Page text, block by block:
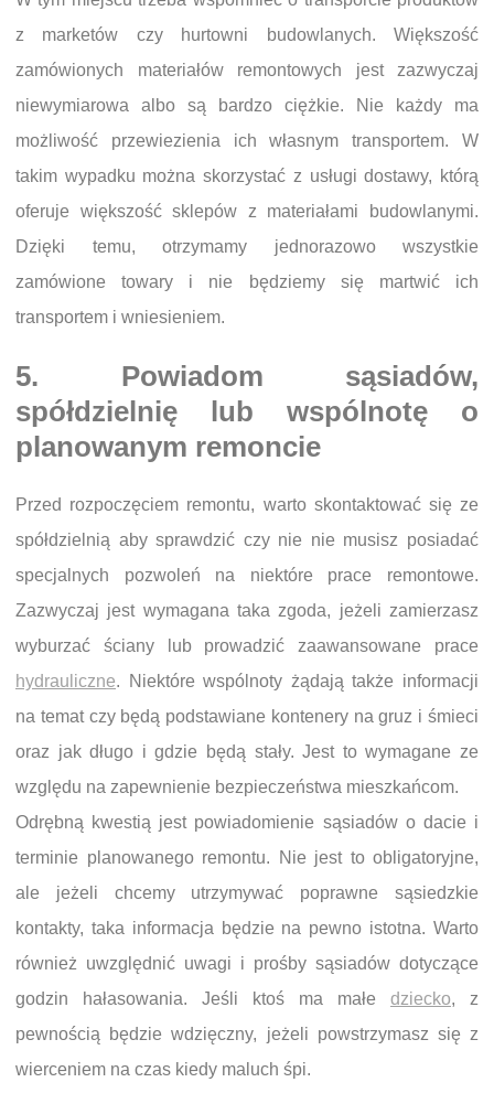
z marketów czy hurtowni budowlanych. Większość
zamówionych materiałów remontowych jest zazwyczaj
niewymiarowa albo są bardzo ciężkie. Nie każdy ma
możliwość przewiezienia ich własnym transportem. W
takim wypadku można skorzystać z usługi dostawy, którą
oferuje większość sklepów z materiałami budowlanymi.
Dzięki temu, otrzymamy jednorazowo wszystkie
zamówione towary i nie będziemy się martwić ich
transportem i wniesieniem.
5. Powiadom sąsiadów,
spółdzielnię lub wspólnotę o
planowanym remoncie
Przed rozpoczęciem remontu, warto skontaktować się ze
spółdzielnią aby sprawdzić czy nie nie musisz posiadać
specjalnych pozwoleń na niektóre prace remontowe.
Zazwyczaj jest wymagana taka zgoda, jeżeli zamierzasz
wyburzać ściany lub prowadzić zaawansowane prace
hydrauliczne. Niektóre wspólnoty żądają także informacji
na temat czy będą podstawiane kontenery na gruz i śmieci
oraz jak długo i gdzie będą stały. Jest to wymagane ze
względu na zapewnienie bezpieczeństwa mieszkańcom.
Odrębną kwestią jest powiadomienie sąsiadów o dacie i
terminie planowanego remontu. Nie jest to obligatoryjne,
ale jeżeli chcemy utrzymywać poprawne sąsiedzkie
kontakty, taka informacja będzie na pewno istotna. Warto
również uwzględnić uwagi i prośby sąsiadów dotyczące
godzin hałasowania. Jeśli ktoś ma małe dziecko, z
pewnością będzie wdzięczny, jeżeli powstrzymasz się z
wierceniem na czas kiedy maluch śpi.